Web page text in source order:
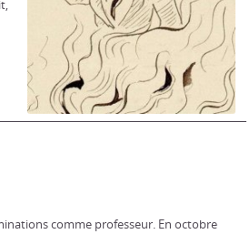
comme professeur. En octobre